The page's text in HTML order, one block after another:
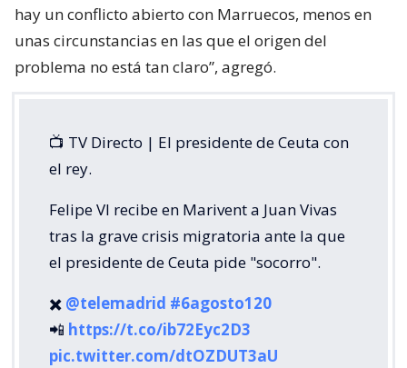
hay un conflicto abierto con Marruecos, menos en
unas circunstancias en las que el origen del
problema no está tan claro”, agregó.
📺 TV Directo | El presidente de Ceuta con
el rey.
Felipe VI recibe en Marivent a Juan Vivas
tras la grave crisis migratoria ante la que
el presidente de Ceuta pide "socorro".
✖️ @telemadrid #6agosto120
📲 https://t.co/ib72Eyc2D3
pic.twitter.com/dtOZDUT3aU